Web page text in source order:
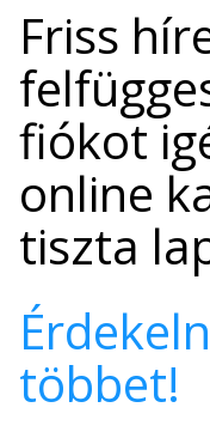
Friss
fiókot
online
tiszta
többet!